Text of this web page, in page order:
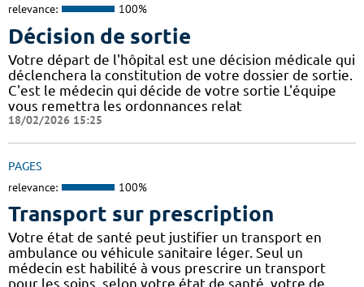
relevance: 100%
Décision de sortie
Votre départ de l'hôpital est une décision médicale qui
déclenchera la constitution de votre dossier de sortie.
C'est le médecin qui décide de votre sortie L'équipe
vous remettra les ordonnances relat
18/02/2026 15:25
PAGES
relevance: 100%
Transport sur prescription
Votre état de santé peut justifier un transport en
ambulance ou véhicule sanitaire léger. Seul un
médecin est habilité à vous prescrire un transport
pour les soins, selon votre état de santé, votre de